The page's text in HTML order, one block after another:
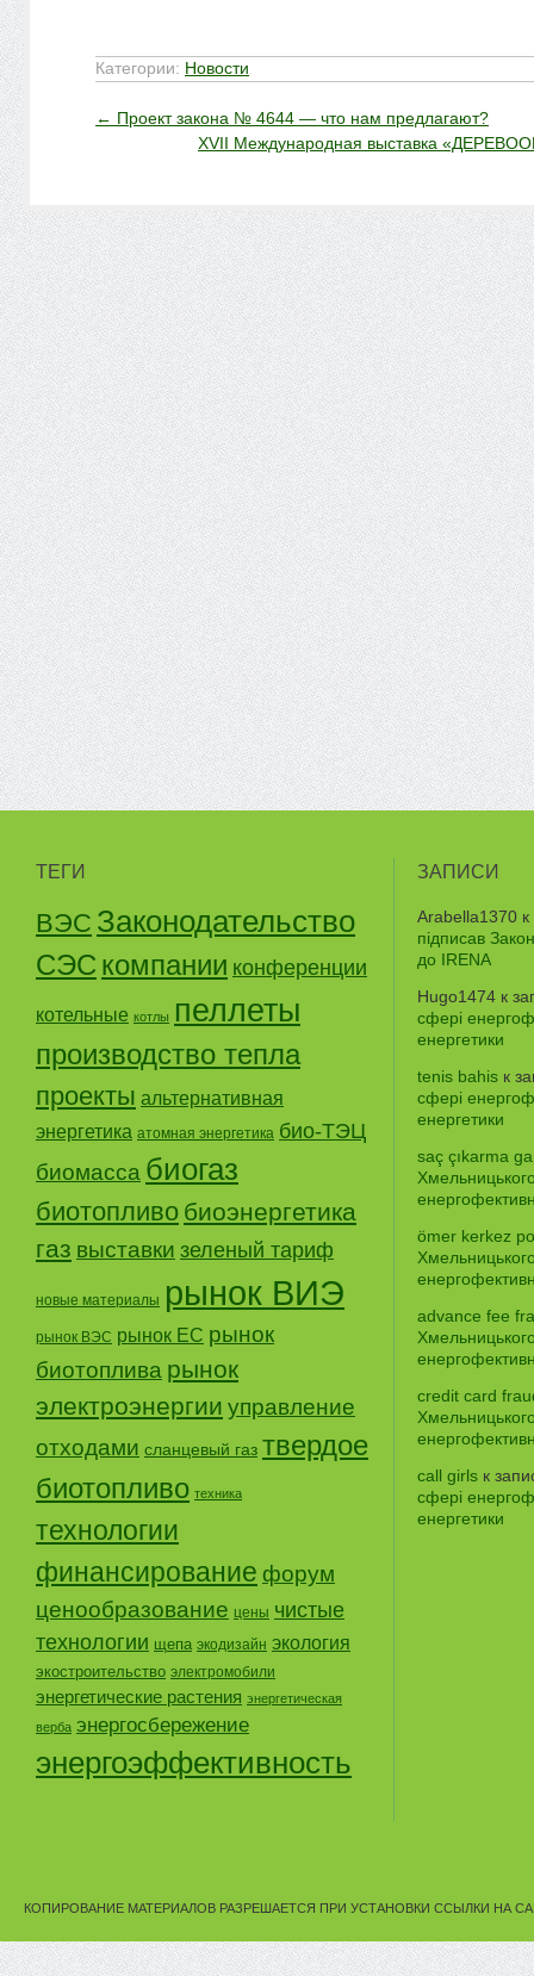
Категории: Новости
← Проект закона № 4644 — что нам предлагают?
XVII Международная выставка
ТЕГИ
ВЭС Законодательство
СЭС компании конференции
котельные котлы пеллеты
производство тепла
проекты альтернативная
энергетика атомная энергетика био-ТЭЦ
биомасса биогаз
биотопливо биоэнергетика
газ выставки зеленый тариф
новые материалы рынок ВИЭ
рынок ВЭС рынок ЕС рынок
биотоплива рынок
электроэнергии управление
отходами сланцевый газ твердое
биотопливо техника
технологии
финансирование форум
ценообразование цены чистые
технологии щепа экодизайн экология
экостроительство электромобили
энергетические растения энергетическая
верба энергосбережение
энергоэффективность
ЗАПИСИ
Arabella1370
підписав
до IRENA
Hugo1474 к
сфері
енергетики
tenis bahis к
сфері
енергетики
saç çıkarma
ömer kerkez
advance fee
credit card
call girls к
сфері
енергетики
КОПИРОВАНИЕ МАТЕРИАЛОВ РАЗРЕШАЕТСЯ ПРИ УСТАНОВКИ ССЫЛКИ НА САЙТ